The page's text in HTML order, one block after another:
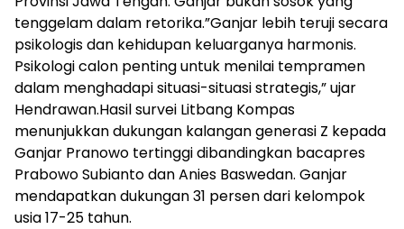
tenggelam dalam retorika.”Ganjar lebih teruji secara
psikologis dan kehidupan keluarganya harmonis.
Psikologi calon penting untuk menilai tempramen
dalam menghadapi situasi-situasi strategis,” ujar
Hendrawan.Hasil survei Litbang Kompas
menunjukkan dukungan kalangan generasi Z kepada
Ganjar Pranowo tertinggi dibandingkan bacapres
Prabowo Subianto dan Anies Baswedan. Ganjar
mendapatkan dukungan 31 persen dari kelompok
usia 17-25 tahun.